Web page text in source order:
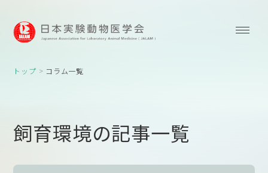
トップ コラム一覧
飼育環境の記事一覧